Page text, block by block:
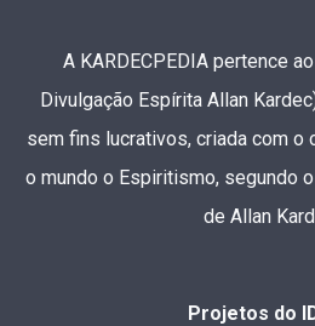
A KARDECPEDIA pertence
Divulgação Espírita Allan
sem fins lucrativos, criada com o
o mundo o Espiritismo, segundo
de Allan
Projetos do